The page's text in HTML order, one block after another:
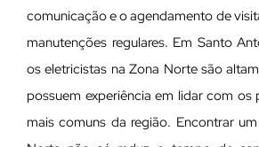
comunicação e o agendamento de
manutenções regulares. Em Santo
os eletricistas na Zona Norte são
possuem experiência em lidar com os
mais comuns da região. Encontrar